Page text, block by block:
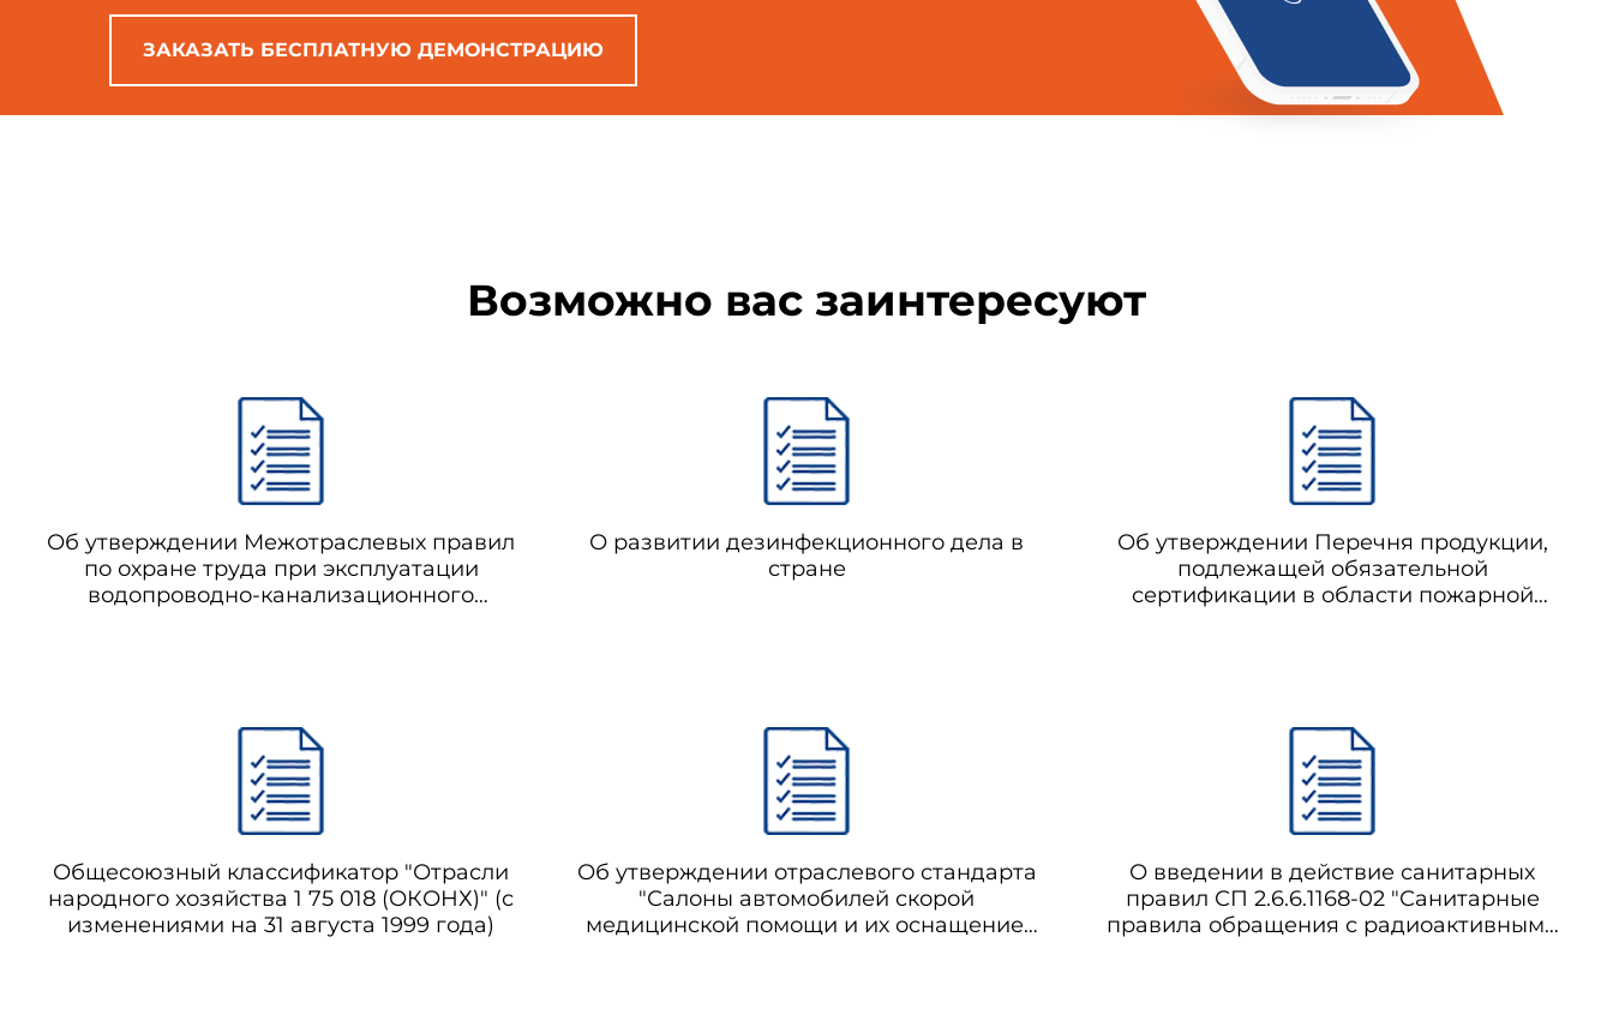
- валовый внутренний продукт
ИКТ- инфокоммуникационные технологии
ИМ- информационный массив
ЗАКАЗАТЬ БЕСПЛАТНУЮ ДЕМОНСТРАЦИЮ
Возможно вас заинтересуют
Об утверждении Межотраслевых правил
по охране труда при эксплуатации
водопроводно-канализационного
от 04.08.2020 N 1181)
О развитии дезинфекционного дела в
стране
Об утверждении Перечня продукции,
подлежащей обязательной
сертификации в области пожарной
Общесоюзный классификатор "Отрасли
народного хозяйства 1 75 018 (ОКОНХ)" (с
изменениями на 31 августа 1999 года)
Об утверждении отраслевого стандарта
"Салоны автомобилей скорой
медицинской помощи и их оснащение.
О введении в действие санитарных
правил СП 2.6.6.1168-02 "Санитарные
правила обращения с радиоактивными